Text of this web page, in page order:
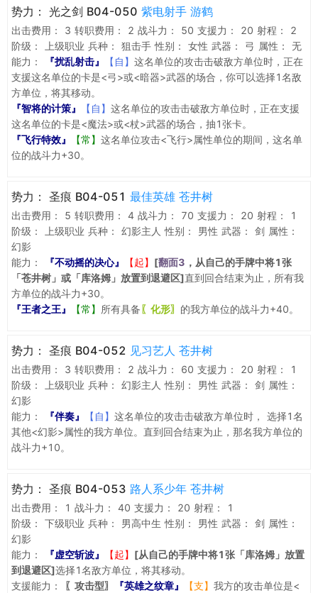
势力： 光之剑 B04-050 紫电射手 游鹤
出击费用： 3 转职费用： 2 战斗力： 50 支援力： 20 射程：
2
阶级：
上级职业 兵种： 狙击手 性别： 女性 武器： 弓 属性：
无
能力：
『扰乱射击』 【自】 这名单位的攻击击破敌方单位时，正在
支援这名单位的卡是<弓>或<暗器>武器的场合，你可以选择1名敌
方单位，将其移动。
『智将的计策』
【自】 这名单位的攻击击破敌方单位时，正在支援
这名单位的卡是<魔法>或<杖>武器的场合，抽1张卡。
『飞行特效』
【常】 这名单位攻击<飞行>属性单位的期间，这名单
位的战斗力+30。
势力： 圣痕 B04-051 最佳英雄 苍井树
出击费用： 5 转职费用： 4 战斗力： 70 支援力： 20 射程：
1
阶级：
上级职业 兵种： 幻影主人 性别： 男性 武器： 剑 属性：
幻影
能力：
『不动摇的决心』 【起】 [翻面3 ，从自己的手牌中将1张
「苍井树」或「库洛姆」放置到退避区]直到回合结束为止，所有我
方单位的战斗力+30。
『王者之王』
【常】 所有具备 〖化形〗 的我方单位的战斗力+40。
势力： 圣痕 B04-052 见习艺人 苍井树
出击费用： 3 转职费用： 2 战斗力： 60 支援力： 20 射程：
1
阶级：
上级职业 兵种： 幻影主人 性别： 男性 武器： 剑 属性：
幻影
能力：
『伴奏』 【自】 这名单位的攻击击破敌方单位时， 选择1名
其他<幻影>属性的我方单位。直到回合结束为止，那名我方单位的
战斗力+10。
势力： 圣痕 B04-053 路人系少年 苍井树
出击费用： 1 战斗力： 40 支援力： 20 射程：
1
阶级：
下级职业 兵种： 男高中生 性别： 男性 武器： 剑 属性：
幻影
能力：
『虚空斩波』 【起】 [从自己的手牌中将1张「库洛姆」放置
到退避区]选择1名敌方单位，将其移动。
支援能力：
〖攻击型〗 『英雄之纹章』 【支】 我方的攻击单位是<